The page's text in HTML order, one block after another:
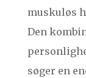
muskuløs
Den
søger en